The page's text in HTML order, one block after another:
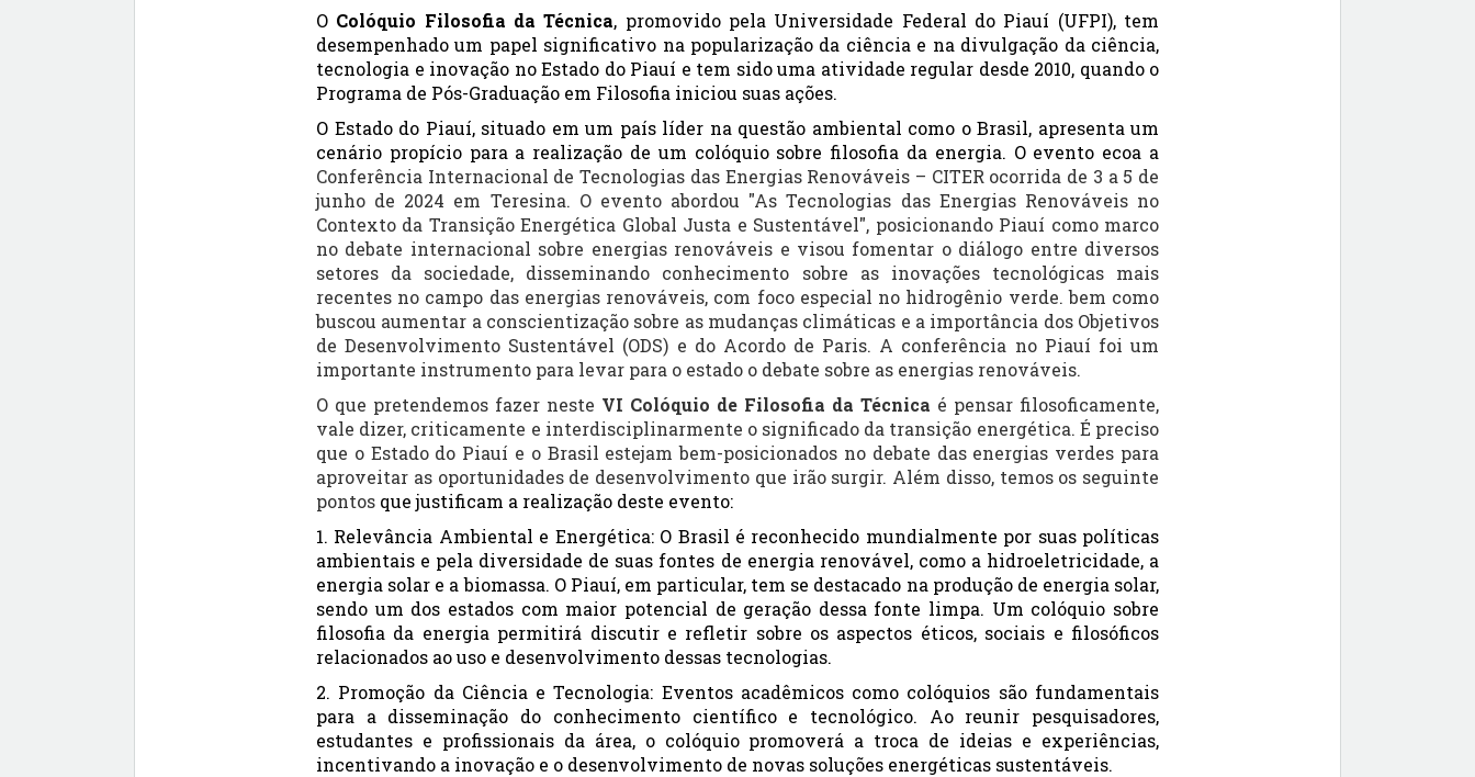
O Colóquio Filosofia da Técnica, promovido pela Universidade Federal do Piauí (UFPI), tem
desempenhado um papel significativo na popularização da ciência e na divulgação da ciência,
tecnologia e inovação no Estado do Piauí e tem sido uma atividade regular desde 2010, quando o
Programa de Pós-Graduação em Filosofia iniciou suas ações.
O Estado do Piauí, situado em um país líder na questão ambiental como o Brasil, apresenta um
cenário propício para a realização de um colóquio sobre filosofia da energia. O evento ecoa a
Conferência Internacional de Tecnologias das Energias Renováveis – CITER ocorrida de 3 a 5 de
junho de 2024 em Teresina. O evento abordou "As Tecnologias das Energias Renováveis no
Contexto da Transição Energética Global Justa e Sustentável", posicionando Piauí como marco
no debate internacional sobre energias renováveis e visou fomentar o diálogo entre diversos
setores da sociedade, disseminando conhecimento sobre as inovações tecnológicas mais
recentes no campo das energias renováveis, com foco especial no hidrogênio verde. bem como
buscou aumentar a conscientização sobre as mudanças climáticas e a importância dos Objetivos
de Desenvolvimento Sustentável (ODS) e do Acordo de Paris. A conferência no Piauí foi um
importante instrumento para levar para o estado o debate sobre as energias renováveis.
O que pretendemos fazer neste VI Colóquio de Filosofia da Técnica é pensar filosoficamente,
vale dizer, criticamente e interdisciplinarmente o significado da transição energética. É preciso
que o Estado do Piauí e o Brasil estejam bem-posicionados no debate das energias verdes para
aproveitar as oportunidades de desenvolvimento que irão surgir. Além disso, temos os seguinte
pontos que justificam a realização deste evento:
1. Relevância Ambiental e Energética: O Brasil é reconhecido mundialmente por suas políticas
ambientais e pela diversidade de suas fontes de energia renovável, como a hidroeletricidade, a
energia solar e a biomassa. O Piauí, em particular, tem se destacado na produção de energia solar,
sendo um dos estados com maior potencial de geração dessa fonte limpa. Um colóquio sobre
filosofia da energia permitirá discutir e refletir sobre os aspectos éticos, sociais e filosóficos
relacionados ao uso e desenvolvimento dessas tecnologias.
2. Promoção da Ciência e Tecnologia: Eventos acadêmicos como colóquios são fundamentais
para a disseminação do conhecimento científico e tecnológico. Ao reunir pesquisadores,
estudantes e profissionais da área, o colóquio promoverá a troca de ideias e experiências,
incentivando a inovação e o desenvolvimento de novas soluções energéticas sustentáveis.